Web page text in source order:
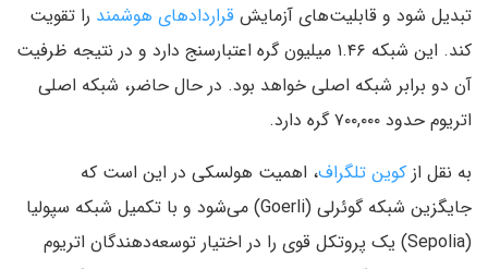
تبدیل شود و قابلیت‌های آزمایش قراردادهای هوشمند را تقویت
کند. این شبکه ۱.۴۶ میلیون گره اعتبارسنج دارد و در نتیجه ظرفیت
آن دو برابر شبکه اصلی خواهد بود. در حال حاضر، شبکه اصلی
اتریوم حدود ۷۰۰,۰۰۰ گره دارد.
به نقل از کوین تلگراف، اهمیت هولسکی در این است که
جایگزین شبکه گوئرلی (Goerli) می‌شود و با تکمیل شبکه سپولیا
(Sepolia) یک پروتکل قوی را در اختیار توسعه‌دهندگان اتریوم